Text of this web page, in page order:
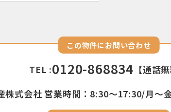
この物件にお問い合わせ
TEL :0120-868834 【通話無
株式会社 営業時間：8:30〜17:30/月〜